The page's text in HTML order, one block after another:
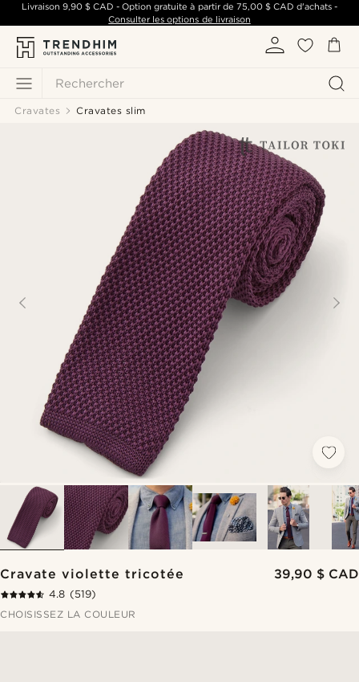
Rechercher
Livraison 9,90 $ CAD - Option gratuite à partir de 75,00 $ CAD d'achats -
Consulter les options de livraison
Cravates Cravates slim
Cravate violette tricotée 39,90 $ CAD
4.8 (519)
CHOISISSEZ LA COULEUR